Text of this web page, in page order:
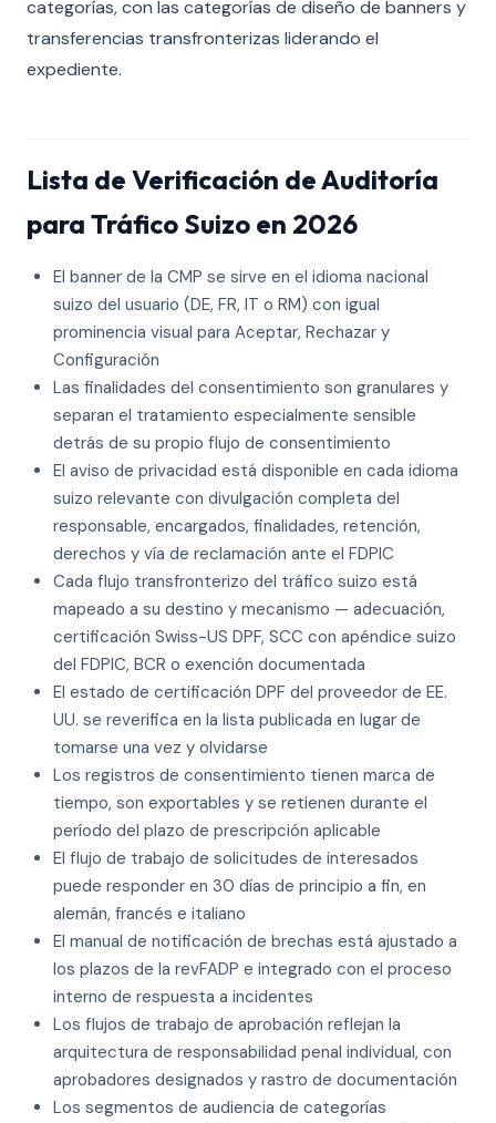
categorías, con las categorías de diseño de banners y
transferencias transfronterizas liderando el
expediente.
Lista de Verificación de Auditoría
para Tráfico Suizo en 2026
El banner de la CMP se sirve en el idioma nacional
suizo del usuario (DE, FR, IT o RM) con igual
prominencia visual para Aceptar, Rechazar y
Configuración
Las finalidades del consentimiento son granulares y
separan el tratamiento especialmente sensible
detrás de su propio flujo de consentimiento
El aviso de privacidad está disponible en cada idioma
suizo relevante con divulgación completa del
responsable, encargados, finalidades, retención,
derechos y vía de reclamación ante el FDPIC
Cada flujo transfronterizo del tráfico suizo está
mapeado a su destino y mecanismo — adecuación,
certificación Swiss-US DPF, SCC con apéndice suizo
del FDPIC, BCR o exención documentada
El estado de certificación DPF del proveedor de EE.
UU. se reverifica en la lista publicada en lugar de
tomarse una vez y olvidarse
Los registros de consentimiento tienen marca de
tiempo, son exportables y se retienen durante el
período del plazo de prescripción aplicable
El flujo de trabajo de solicitudes de interesados
puede responder en 30 días de principio a fin, en
alemán, francés e italiano
El manual de notificación de brechas está ajustado a
los plazos de la revFADP e integrado con el proceso
interno de respuesta a incidentes
Los flujos de trabajo de aprobación reflejan la
arquitectura de responsabilidad penal individual, con
aprobadores designados y rastro de documentación
Los segmentos de audiencia de categorías